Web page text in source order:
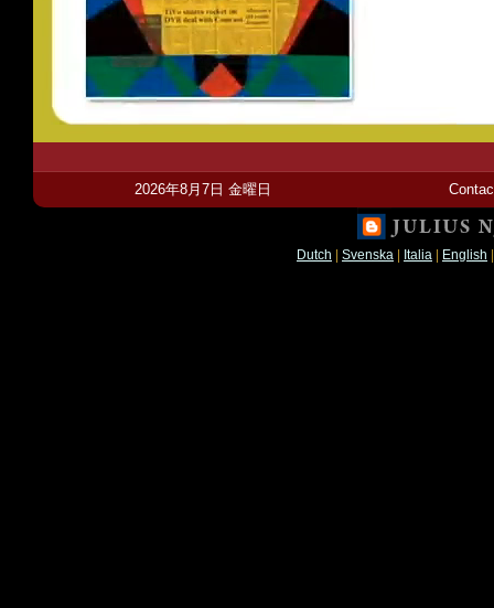
2026年8月7日 金曜日
Dutch Svenska Italia English